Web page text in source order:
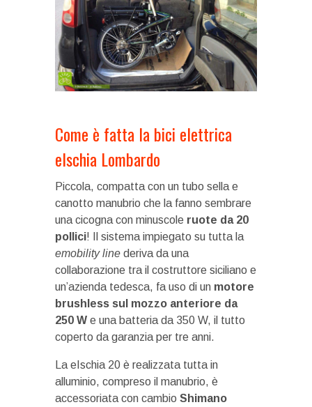
Come è fatta la bici elettrica
eIschia Lombardo
Piccola, compatta con un tubo sella e
canotto manubrio che la fanno sembrare
una cicogna con minuscole ruote da 20
pollici! Il sistema impiegato su tutta la
emobility line deriva da una
collaborazione tra il costruttore siciliano e
un’azienda tedesca, fa uso di un motore
brushless sul mozzo anteriore da
250 W e una batteria da 350 W, il tutto
coperto da garanzia per tre anni.
La eIschia 20 è realizzata tutta in
alluminio, compreso il manubrio, è
accessoriata con cambio Shimano